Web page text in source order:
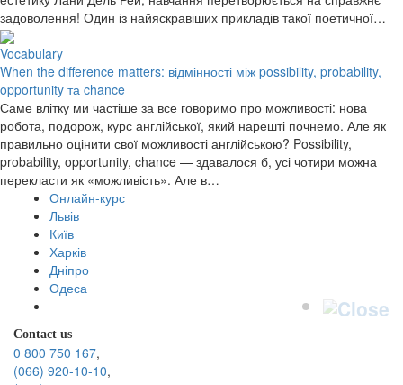
задоволення! Один із найяскравіших прикладів такої поетичної…
Vocabulary
When the difference matters: відмінності між possibility, probability,
opportunity та chance
Саме влітку ми частіше за все говоримо про можливості: нова
робота, подорож, курс англійської, який нарешті почнемо. Але як
правильно оцінити свої можливості англійською? Possibility,
probability, opportunity, chance — здавалося б, усі чотири можна
перекласти як «можливість». Але в…
Онлайн-курс
Львів
Київ
Харків
Дніпро
Одеса
Contact us
0 800 750 167,
(066) 920-10-10,